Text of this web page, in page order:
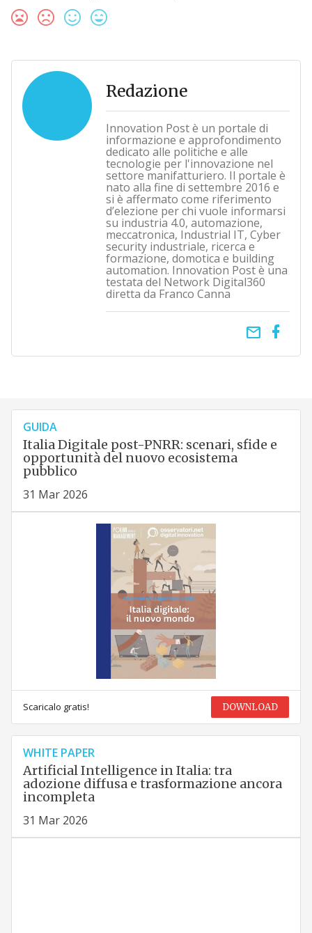
Redazione
Innovation Post è un portale di
informazione e approfondimento
dedicato alle politiche e alle
tecnologie per l'innovazione nel
settore manifatturiero. Il portale è
nato alla fine di settembre 2016 e
si è affermato come riferimento
d’elezione per chi vuole informarsi
su industria 4.0, automazione,
meccatronica, Industrial IT, Cyber
security industriale, ricerca e
formazione, domotica e building
automation. Innovation Post è una
testata del Network Digital360
diretta da Franco Canna
email
GUIDA
Italia Digitale post-PNRR: scenari, sfide e
opportunità del nuovo ecosistema
pubblico
31 Mar 2026
Scaricalo gratis! DOWNLOAD
WHITE PAPER
Artificial Intelligence in Italia: tra
adozione diffusa e trasformazione ancora
incompleta
31 Mar 2026